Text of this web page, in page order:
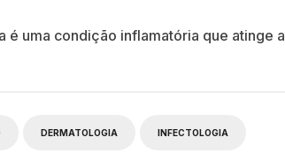
é uma condição inflamatória que atinge a
DERMATOLOGIA INFECTOLOGIA